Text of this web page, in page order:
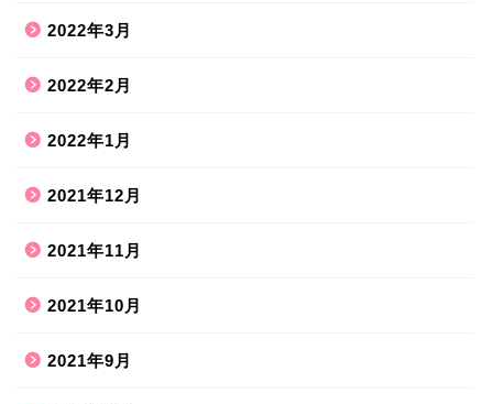
2022年3月
2022年2月
2022年1月
2021年12月
2021年11月
2021年10月
2021年9月